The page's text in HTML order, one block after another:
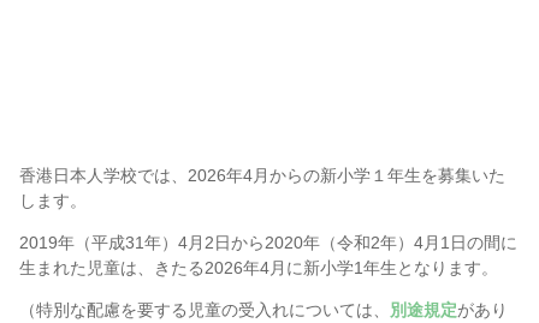
香港日本人学校では、2026年4月からの新小学１年生を募集いた
します。
2019年（平成31年）4月2日から2020年（令和2年）4月1日の間に
生まれた児童は、きたる2026年4月に新小学1年生となります。
（特別な配慮を要する児童の受入れについては、 別途規定があり